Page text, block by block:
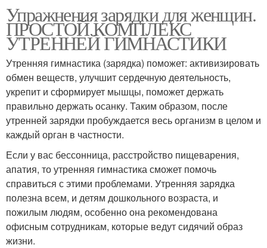
Упражнения зарядки для женщин.
ПРОСТОЙ КОМПЛЕКС
УТРЕННЕЙ ГИМНАСТИКИ
Утренняя гимнастика (зарядка) поможет: активизировать
обмен веществ, улучшит сердечную деятельность,
укрепит и сформирует мышцы, поможет держать
правильно держать осанку. Таким образом, после
утренней зарядки пробуждается весь организм в целом и
каждый орган в частности.
Если у вас бессонница, расстройство пищеварения,
апатия, то утренняя гимнастика сможет помочь
справиться с этими проблемами. Утренняя зарядка
полезна всем, и детям дошкольного возраста, и
пожилым людям, особенно она рекомендована
офисным сотрудникам, которые ведут сидячий образ
жизни.